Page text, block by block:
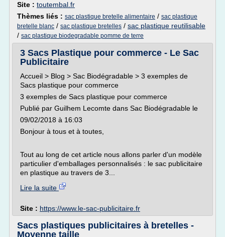
Site : toutembal.fr
Thèmes liés : sac plastique bretelle alimentaire / sac plastique
bretelle blanc / sac plastique bretelles / sac plastique reutilisable
/ sac plastique biodegradable pomme de terre
3 Sacs Plastique pour commerce - Le Sac
Publicitaire
Accueil > Blog > Sac Biodégradable > 3 exemples de
Sacs plastique pour commerce
3 exemples de Sacs plastique pour commerce
Publié par Guilhem Lecomte dans Sac Biodégradable le
09/02/2018 à 16:03
Bonjour à tous et à toutes,
Tout au long de cet article nous allons parler d'un modèle
particulier d'emballages personnalisés : le sac publicitaire
en plastique au travers de 3...
Lire la suite
Site : https://www.le-sac-publicitaire.fr
Sacs plastiques publicitaires à bretelles -
Moyenne taille